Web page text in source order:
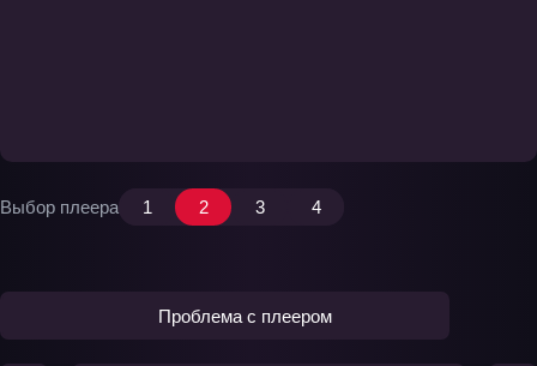
Выбор плеера 1 2 3 4
Проблема с плеером